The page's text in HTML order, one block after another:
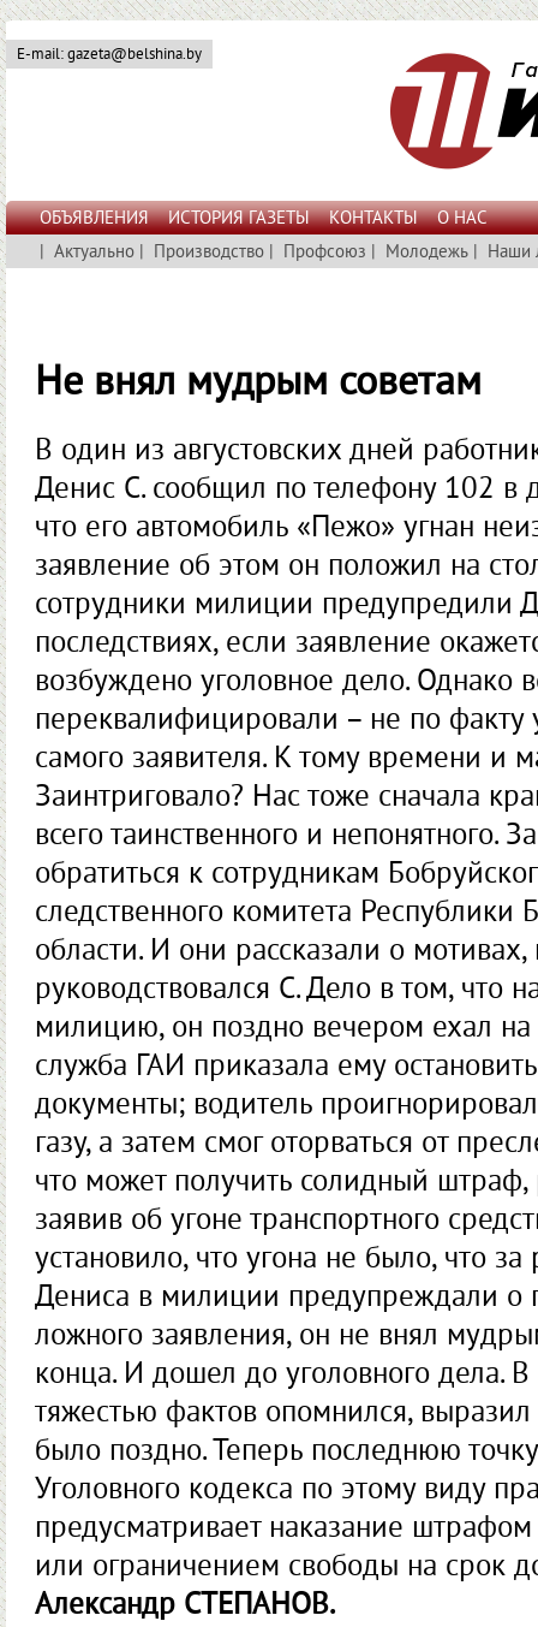
E-mail: gazeta@belshina.by
ОБЪЯВЛЕНИЯ ИСТОРИЯ ГАЗЕТЫ КОНТАКТЫ
О НАС
| Актуально | Производство | Профсоюз | Молодежь | Наши
Не внял мудрым советам
В один из августовских дней
Денис С. сообщил по телефону 102 в
что его автомобиль «Пежо» угнан
заявление об этом он положил на
сотрудники милиции предупредили
последствиях, если заявление
возбуждено уголовное дело. Однако
переквалифицировали – не по факту
самого заявителя. К тому времени и
Заинтриговало? Нас тоже сначала
всего таинственного и непонятного.
обратиться к сотрудникам
следственного комитета Республики
области. И они рассказали о
руководствовался С. Дело в том, что
милицию, он поздно вечером ехал на
служба ГАИ приказала ему
документы; водитель
газу, а затем смог оторваться от
что может получить солидный
заявив об угоне транспортного
установило, что угона не было, что
Дениса в милиции предупреждали о
ложного заявления, он не внял
конца. И дошел до уголовного дела.
тяжестью фактов опомнился, выразил
было поздно. Теперь последнюю
Уголовного кодекса по этому виду
предусматривает наказание
или ограничением свободы на срок
Александр СТЕПАНОВ.